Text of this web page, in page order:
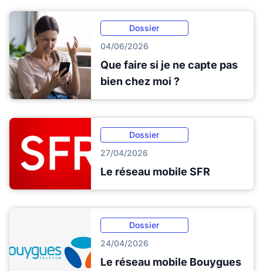
Dossier
04/06/2026
Que faire si je ne capte pas
bien chez moi ?
Dossier
27/04/2026
Le réseau mobile SFR
Dossier
24/04/2026
Le réseau mobile Bouygues